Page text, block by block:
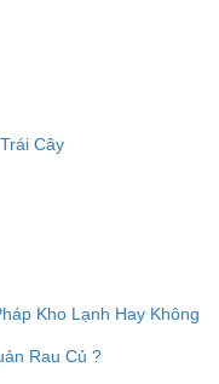
Cây
Kho Lạnh Hay Không
Rau Củ ?